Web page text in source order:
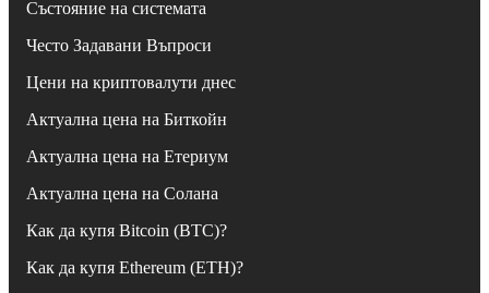
Състояние на системата
Често Задавани Въпроси
Цени на криптовалути днес
Актуална цена на Биткойн
Актуална цена на Етериум
Актуална цена на Солана
Как да купя Bitcoin (BTC)?
Как да купя Ethereum (ETH)?